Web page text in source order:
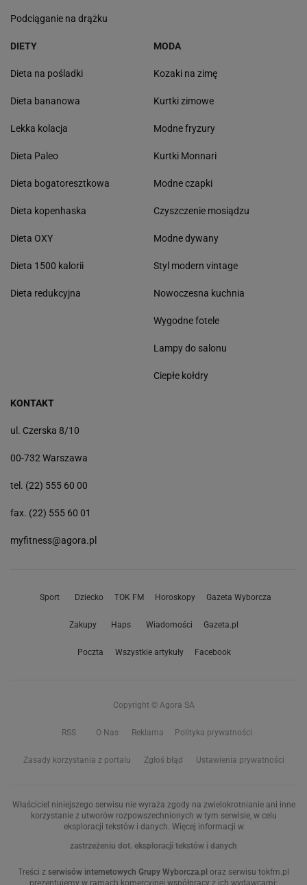
Podciąganie na drążku
DIETY
Dieta na pośladki
Dieta bananowa
Lekka kolacja
Dieta Paleo
Dieta bogatoresztkowa
Dieta kopenhaska
Dieta OXY
Dieta 1500 kalorii
Dieta redukcyjna
MODA
Kozaki na zimę
Kurtki zimowe
Modne fryzury
Kurtki Monnari
Modne czapki
Czyszczenie mosiądzu
Modne dywany
Styl modern vintage
Nowoczesna kuchnia
Wygodne fotele
Lampy do salonu
Ciepłe kołdry
KONTAKT
ul. Czerska 8/10
00-732 Warszawa
tel. (22) 555 60 00
fax. (22) 555 60 01
myfitness@agora.pl
Sport Dziecko TOK FM Horoskopy Gazeta Wyborcza
Zakupy Haps Wiadomości Gazeta.pl
Poczta Wszystkie artykuły Facebook
Copyright © Agora SA
RSS O Nas Reklama Polityka prywatności
Zasady korzystania z portalu Zgłoś błąd Ustawienia prywatności
Właściciel niniejszego serwisu nie wyraża zgody na zwielokrotnianie ani inne
korzystanie z utworów rozpowszechnionych w tym serwisie, w celu
eksploracji tekstów i danych. Więcej informacji w
zastrzeżeniu dot. eksploracji tekstów i danych
Treści z serwisów internetowych Grupy Wyborcza.pl oraz serwisu tokfm.pl
prezentujemy w ramach komercyjnej współpracy z ich wydawcami: